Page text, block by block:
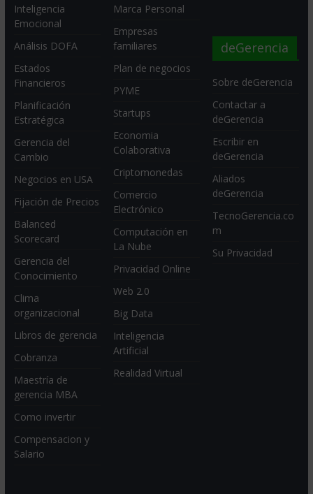
Inteligencia
Emocional
Análisis DOFA
Estados
Financieros
Planificación
Estratégica
Gerencia del
Cambio
Negocios en USA
Fijación de Precios
Balanced
Scorecard
Gerencia del
Conocimiento
Clima
organizacional
Libros de gerencia
Cobranza
Maestría de
gerencia MBA
Como invertir
Compensacion y
Salario
Marca Personal
Empresas
familiares
Plan de negocios
PYME
Startups
Economia
Colaborativa
Criptomonedas
Comercio
Electrónico
Computación en
La Nube
Privacidad Online
Web 2.0
Big Data
Inteligencia
Artificial
Realidad Virtual
deGerencia
Sobre deGerencia
Contactar a
deGerencia
Escribir en
deGerencia
Aliados
deGerencia
TecnoGerencia.co
m
Su Privacidad